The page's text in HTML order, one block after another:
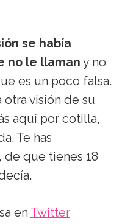
se había
no le llaman y no
es un poco falsa.
otra visión de su
aquí por cotilla,
Te has
que tienes 18
en Twitter